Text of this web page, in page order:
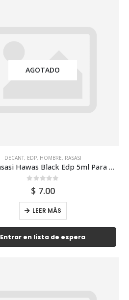
AGOTADO
DECANT, EDP, HOMBRE, RASASI
Decant Rasasi Hawas Black Edp 5ml Para Hombre
out of 5
$ 7.00
LEER MÁS
Entrar en lista de espera